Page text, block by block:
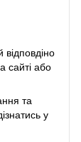
сайті або
та
у